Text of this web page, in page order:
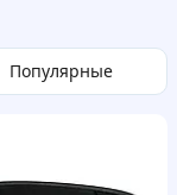
Популярные